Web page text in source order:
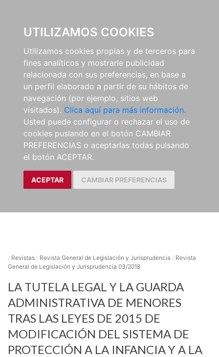
UTILIZAMOS COOKIES
Utilizamos cookies propias y de terceros para
fines analíticos y mostrarle publicidad
relacionada con sus preferencias, en base a
un perfil elaborado a partir de su hábitos de
navegación (por ejemplo, sitios web
visitados). Clica aquí para más información.
Usted puede configurar o rechazar el uso de
cookies puslando en el botón CAMBIAR
PREFERENCIAS o aceptarlas todas pulsando
el botón ACEPTAR.
ACEPTAR CAMBIAR PREFERENCIAS
/ Revistas / Revista General de Legislación y Jurisprudencia / Revista
General de Legislación y Jurisprudencia 03/2018
LA TUTELA LEGAL Y LA GUARDA
ADMINISTRATIVA DE MENORES
TRAS LAS LEYES DE 2015 DE
MODIFICACIÓN DEL SISTEMA DE
PROTECCIÓN A LA INFANCIA Y A LA